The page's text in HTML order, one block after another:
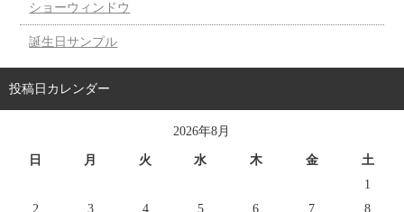
ショーウィンドウ
誕生日サンプル
投稿日カレンダー
2026年8月
日 月 火 水 木 金
土
1
2
3 4 5 6 7 8